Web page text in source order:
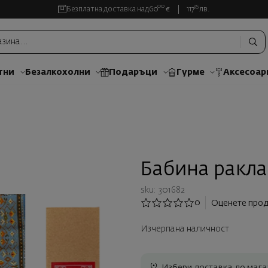
Безплатна доставка над6000 € 11735 лв.
Безалкохолни Подаръци Гурме
Бабина ракла
sku: 301682
0
Оценете
Изчерпана наличност